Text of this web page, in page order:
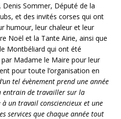
Sommer, Député de la
et des invités corses qui ont
humour, leur chaleur et leur
Noël et la Tante Airie, ainsi que
Montbéliard qui ont été
Madame le Maire pour leur
pour toute l’organisation en
tel évènement prend une année
entrain de travailler sur la
à un travail consciencieux et une
services que chaque année tout